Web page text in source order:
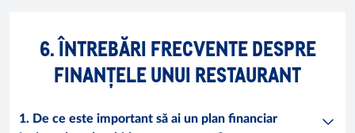
6. ÎNTREBĂRI FRECVENTE DESPRE
FINANȚELE UNUI RESTAURANT
1. De ce este important să ai un plan financiar